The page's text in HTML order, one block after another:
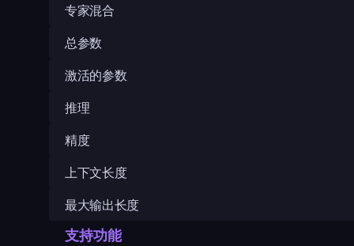
专家混合
总参数
激活的参数
推理
精度
上下文长度
最大输出长度
支持功能